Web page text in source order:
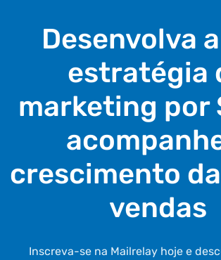
Desenvolva
estratégia
marketing por
crescimento
vendas
Inscreva-se na Mailrelay hoje e